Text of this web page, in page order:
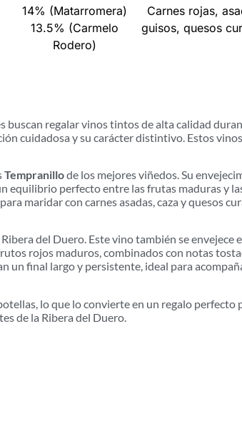
14% (Matarromera)
13.5% (Carmelo
Rodero)
Carnes rojas,
guisos, quesos
buscan regalar vinos tintos de alta calidad
cuidadosa y su carácter distintivo. Estos
Tempranillode los mejores viñedos. Su
perfecto entre las frutas maduras y
maridar con carnes asadas, caza y quesos
del Duero. Este vino también se envejece
rojos maduros, combinados con notas
final largo y persistente, ideal para
lo que lo convierte en un regalo perfecto
de la Ribera del Duero.